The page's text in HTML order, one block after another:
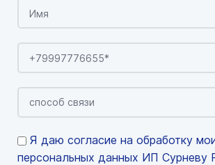
Я даю согласие на обработку
персональных данных ИП Сурневу